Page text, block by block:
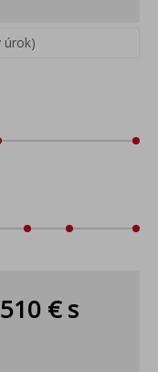
úrok)
€s